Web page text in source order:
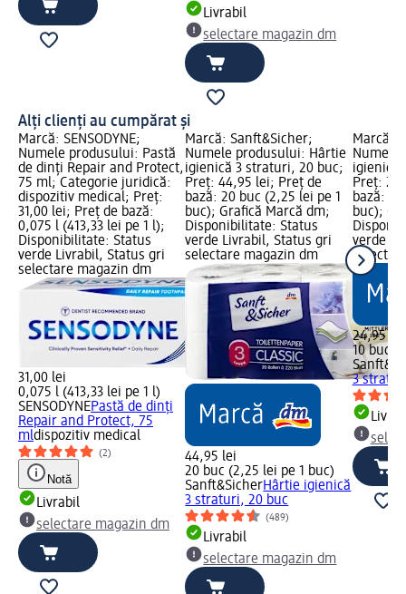
Livrabil
selectare magazin dm
Alți clienți au cumpărat și
Marcă: SENSODYNE;
Numele produsului: Pastă
de dinți Repair and Protect,
75 ml; Categorie juridică:
dispozitiv medical; Preț:
31,00 lei; Preț de bază:
0,075 l (413,33 lei pe 1 l);
Disponibilitate: Status
verde Livrabil, Status gri
selectare magazin dm
31,00 lei
0,075 l (413,33 lei pe 1 l)
SENSODYNEPastă de dinți
Repair and Protect, 75
mldispozitiv medical
(2)
Notă
Livrabil
selectare magazin dm
Marcă: Sanft&Sicher;
Numele produsului: Hârtie
igienică 3 straturi, 20 buc;
Preț: 44,95 lei; Preț de
bază: 20 buc (2,25 lei pe 1
buc); Grafică Marcă dm;
Disponibilitate: Status
verde Livrabil, Status gri
selectare magazin dm
44,95 lei
20 buc (2,25 lei pe 1 buc)
Sanft&SicherHârtie igienică
3 straturi, 20 buc
(489)
Livrabil
selectare magazin dm
Marcă:
Numele
igienică
Preț:
bază:
buc);
verde
24,95 lei
10 buc
3